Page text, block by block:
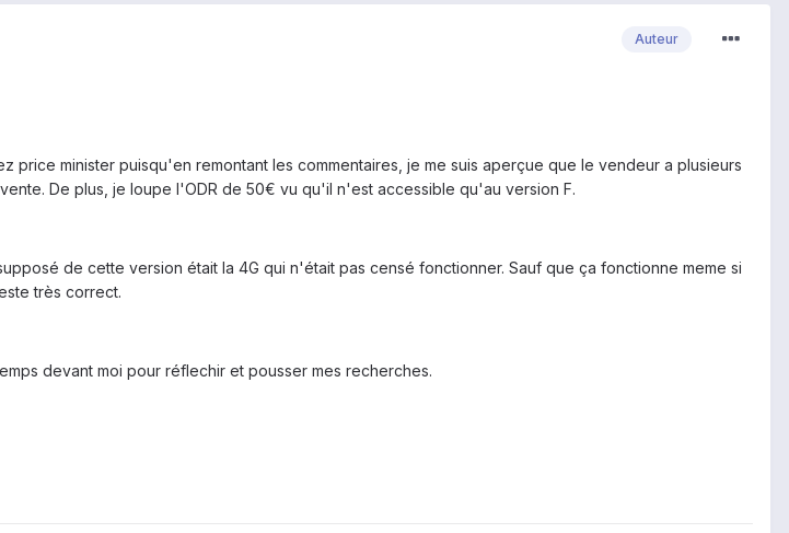
Auteur
minister puisqu'en remontant les commentaires, je me suis aperçue que le vendeur a plusieurs
De plus, je loupe l'ODR de 50€ vu qu'il n'est accessible qu'au version F.
de cette version était la 4G qui n'était pas censé fonctionner. Sauf que ça fonctionne meme si
très correct.
devant moi pour réflechir et pousser mes recherches.